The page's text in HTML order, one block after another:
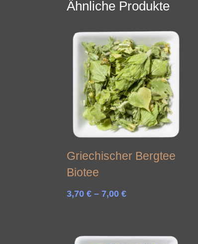
Ähnliche Produkte
Griechischer Bergtee
Biotee
3,70€ –7,00€Preisspanne:
7,00 €